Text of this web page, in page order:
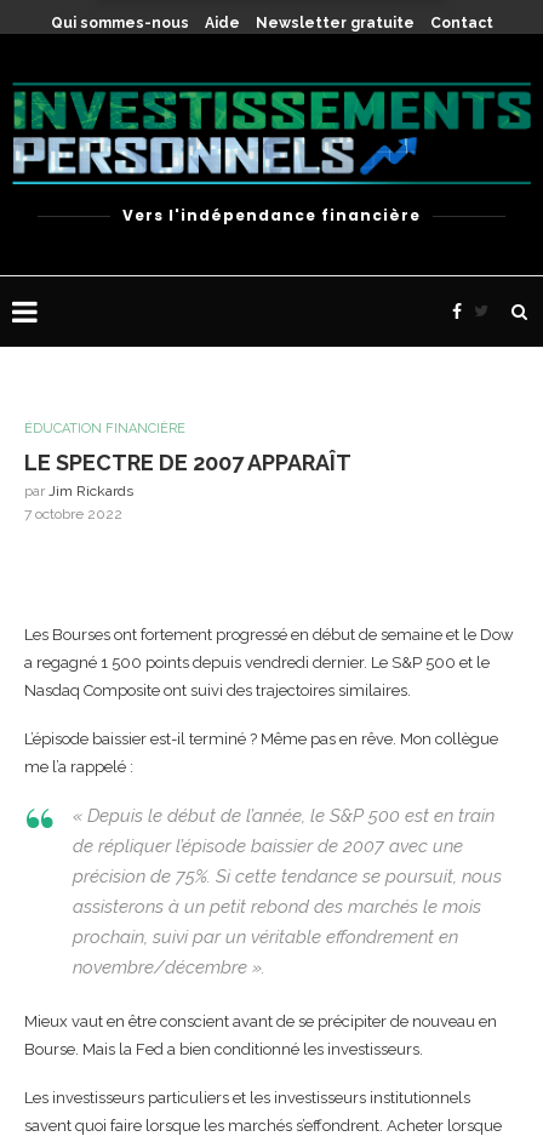
Qui sommes-nous Aide Newsletter gratuite Contact
Vers l'indépendance financière
ÉDUCATION FINANCIÈRE
LE SPECTRE DE 2007 APPARAÎT
par Jim Rickards
7 octobre 2022
Les Bourses ont fortement progressé en début de semaine et le Dow
a regagné 1 500 points depuis vendredi dernier. Le S&P 500 et le
Nasdaq Composite ont suivi des trajectoires similaires.
L’épisode baissier est-il terminé ? Même pas en rêve. Mon collègue
me l’a rappelé :
« Depuis le début de l’année, le S&P 500 est en train
de répliquer l’épisode baissier de 2007 avec une
précision de 75%. Si cette tendance se poursuit, nous
assisterons à un petit rebond des marchés le mois
prochain, suivi par un véritable effondrement en
novembre/décembre ».
Mieux vaut en être conscient avant de se précipiter de nouveau en
Bourse. Mais la Fed a bien conditionné les investisseurs.
Les investisseurs particuliers et les investisseurs institutionnels
savent quoi faire lorsque les marchés s’effondrent. Acheter lorsque